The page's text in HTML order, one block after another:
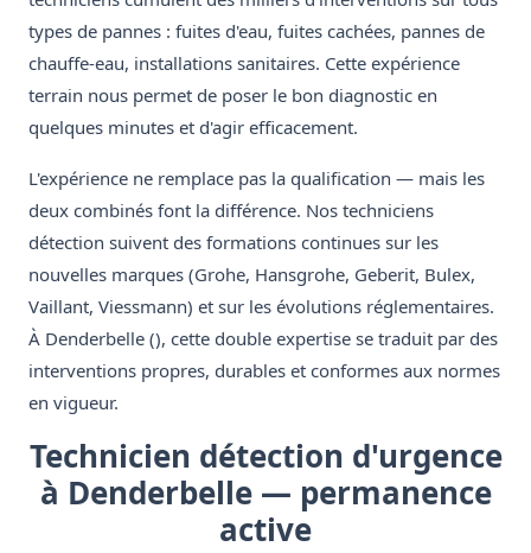
types de pannes : fuites d'eau, fuites cachées, pannes de
chauffe-eau, installations sanitaires. Cette expérience
terrain nous permet de poser le bon diagnostic en
quelques minutes et d'agir efficacement.
L'expérience ne remplace pas la qualification — mais les
deux combinés font la différence. Nos techniciens
détection suivent des formations continues sur les
nouvelles marques (Grohe, Hansgrohe, Geberit, Bulex,
Vaillant, Viessmann) et sur les évolutions réglementaires.
À Denderbelle (), cette double expertise se traduit par des
interventions propres, durables et conformes aux normes
en vigueur.
Technicien détection d'urgence
à Denderbelle — permanence
active